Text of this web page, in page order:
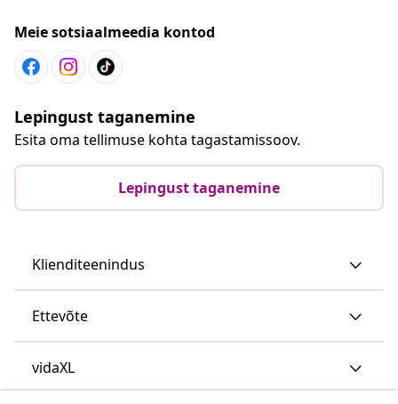
Meie sotsiaalmeedia kontod
Lepingust taganemine
Esita oma tellimuse kohta tagastamissoov.
Lepingust taganemine
Klienditeenindus
Ettevõte
vidaXL